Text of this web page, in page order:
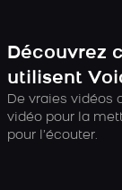
Découvrez
utilisent
De vraies vidéos
vidéo pour la
pour l’écouter.